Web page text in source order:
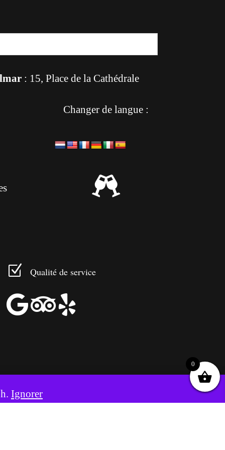
Ignorer
: 15, Place de la Cathédrale
Changer de langue :

Z Qualité de service

0